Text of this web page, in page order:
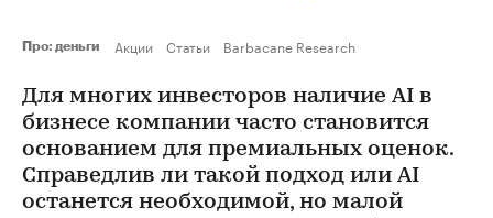
Про: деньги Акции Статьи Barbacane Research
Для многих инвесторов наличие AI в
бизнесе компании часто становится
основанием для премиальных оценок.
Справедлив ли такой подход или AI
останется необходимой, но малой